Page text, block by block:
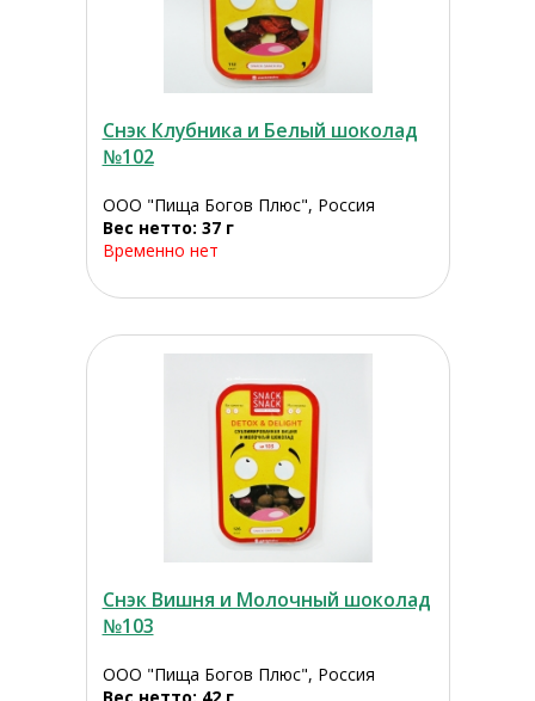
Снэк Клубника и Белый шоколад
№102
ООО "Пища Богов Плюс", Россия
Вес нетто: 37 г
Временно нет
Снэк Вишня и Молочный шоколад
№103
ООО "Пища Богов Плюс", Россия